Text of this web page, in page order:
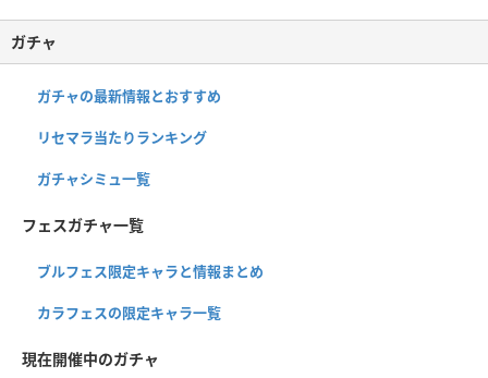
ガチャ
ガチャの最新情報とおすすめ
リセマラ当たりランキング
ガチャシミュ一覧
フェスガチャ一覧
ブルフェス限定キャラと情報まとめ
カラフェスの限定キャラ一覧
現在開催中のガチャ